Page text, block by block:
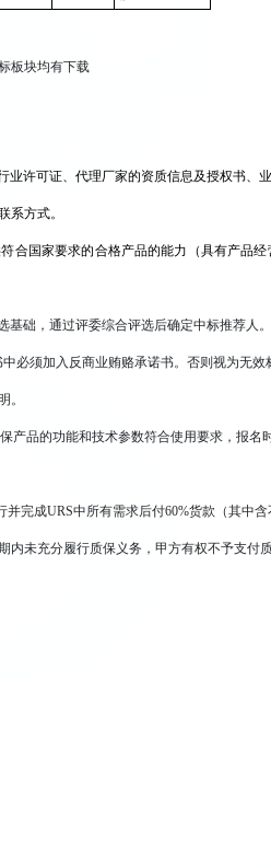
板块均有下载
业许可证、代理厂家的资质信息及授权书、
系方式。
合国家要求的合格产品的能力（具有产品
基础，通过评委综合评选后确定中标推荐人
必须加入反商业贿赂承诺书。否则视为无
。
产品的功能和技术参数符合使用要求，报
完成URS中所有需求后付60%货款（其中
内未充分履行质保义务，甲方有权不予支付